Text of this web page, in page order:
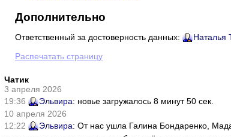
Дополнительно
Ответственный за достоверность данных: Наталья
Распечатать страницу
Чатик
3 апреля 2026
19:36
Эльвира: новье загружалось 8 минут 50 сек.
10 апреля 2026
12:22
Эльвира: От нас ушла Галина Бондаренко,